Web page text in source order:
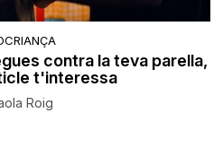
contra la teva parella,
t'interessa
Roig